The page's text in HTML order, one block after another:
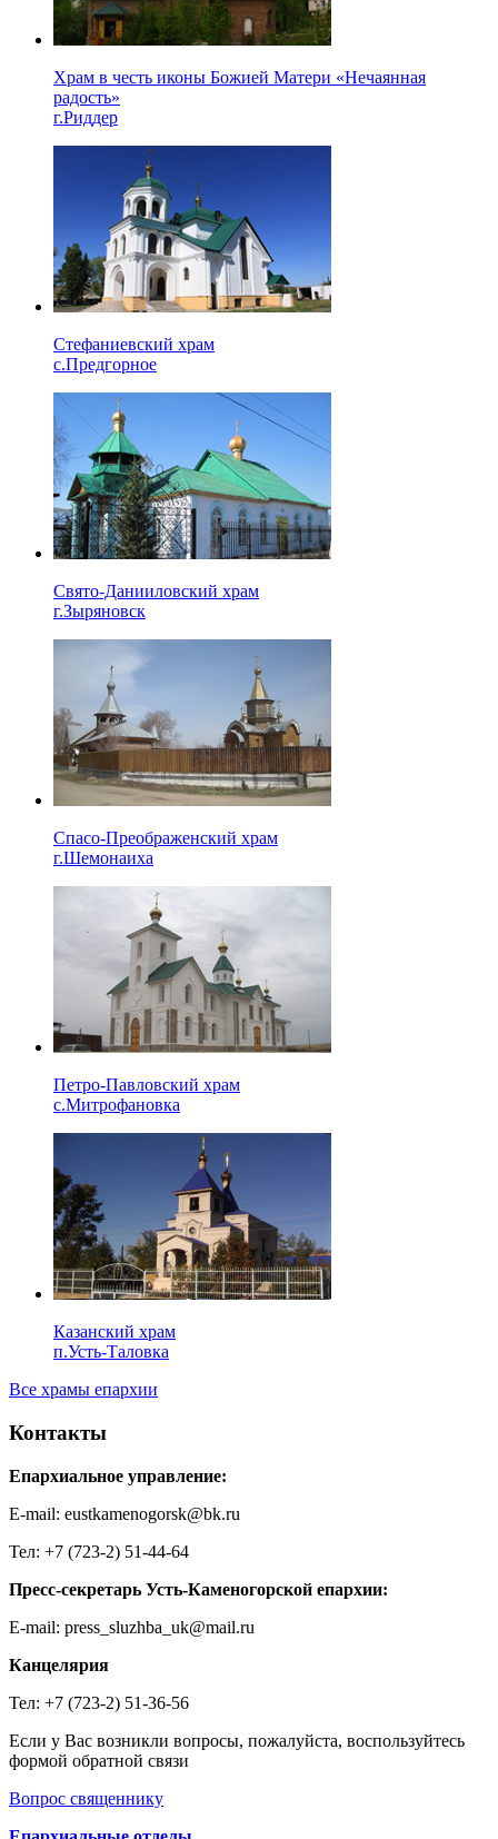
Храм в честь иконы Божией Матери «Нечаянная
радость»
г.Риддер
Стефаниевский храм
с.Предгорное
Свято-Данииловский храм
г.Зыряновск
Спасо-Преображенский храм
г.Шемонаиха
Петро-Павловский храм
с.Митрофановка
Казанский храм
п.Усть-Таловка
Все храмы епархии
Контакты
Епархиальное управление:
E-mail: eustkamenogorsk@bk.ru
Тел: +7 (723-2) 51-44-64
Пресс-секретарь Усть-Каменогорской епархии:
E-mail: press_sluzhba_uk@mail.ru
Канцелярия
Тел: +7 (723-2) 51-36-56
Если у Вас возникли вопросы, пожалуйста, воспользуйтесь
формой обратной связи
Вопрос священнику